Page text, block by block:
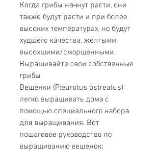
Когда грибы начнут расти, они
также будут расти и при более
высоких температурах, но будут
худшего качества, желтыми,
высохшими/сморщенными.
Выращивайте свои собственные
грибы
Вешенки (Pleurotus ostreatus)
легко выращивать дома с
помощью специального набора
для выращивания. Вот
пошаговое руководство по
выращиванию вешенок: